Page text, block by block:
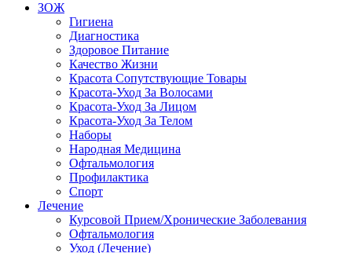
ЗОЖ
Гигиена
Диагностика
Здоровое Питание
Качество Жизни
Красота Сопутствующие Товары
Красота-Уход За Волосами
Красота-Уход За Лицом
Красота-Уход За Телом
Наборы
Народная Медицина
Офтальмология
Профилактика
Спорт
Лечение
Курсовой Прием/Хронические Заболевания
Офтальмология
Уход (Лечение)